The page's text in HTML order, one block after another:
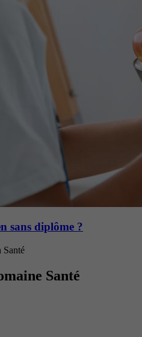
sans diplôme ?
Santé
Santé